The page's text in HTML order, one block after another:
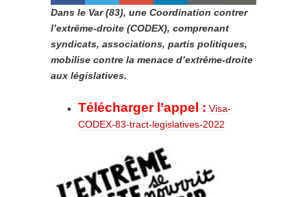
Dans le Var (83), une Coordination contrer
l’extrême-droite (CODEX), comprenant
syndicats, associations, partis politiques,
mobilise contre la menace d’extrême-droite
aux législatives.
Télécharger l’appel : Visa-
CODEX-83-tract-legislatives-2022